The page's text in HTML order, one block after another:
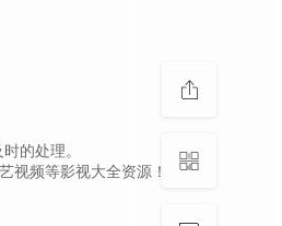
的处理。
视频等影视大全资源！